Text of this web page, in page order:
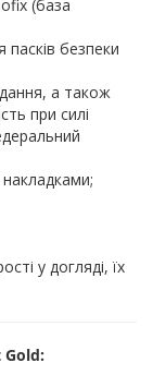
(база
пасків безпеки
а також
при силі
у догляді, їх